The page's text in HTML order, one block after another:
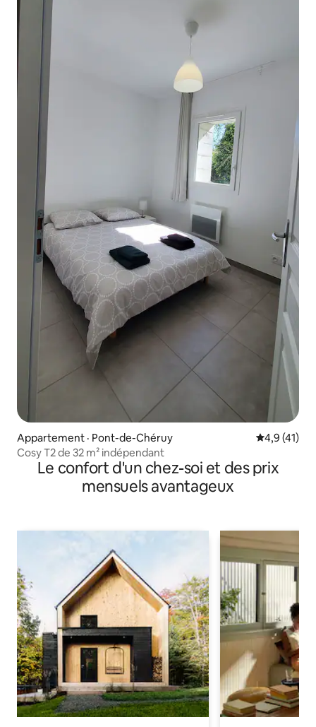
Appartement · Pont-de-Chéruy Note
4,9 (41)
Cosy T2 de 32 m² indépendant
Le confort d'un chez-soi et des prix
mensuels avantageux